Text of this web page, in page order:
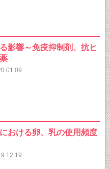
影響～免疫抑制剤、抗ヒ
おける卵、乳の使用頻度